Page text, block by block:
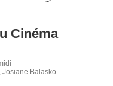
Cinéma
Josiane Balasko